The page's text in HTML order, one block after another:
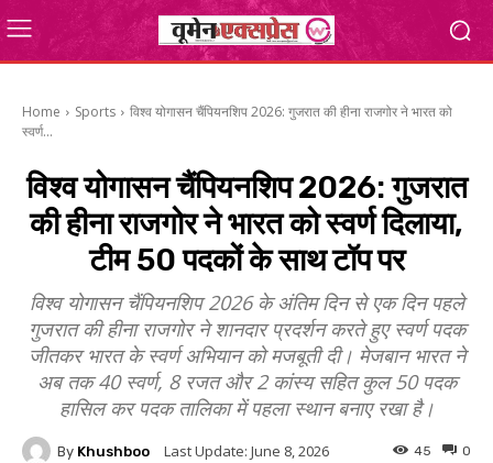
Home Sports
विश्व योगासन चैंपियनशिप 2026: गुजरात की हीना राजगोर ने भारत को
स्वर्ण...
विश्व योगासन चैंपियनशिप 2026: गुजरात
की हीना राजगोर ने भारत को स्वर्ण दिलाया,
टीम 50 पदकों के साथ टॉप पर
विश्व योगासन चैंपियनशिप 2026 के अंतिम दिन से एक दिन पहले
गुजरात की हीना राजगोर ने शानदार प्रदर्शन करते हुए स्वर्ण पदक
जीतकर भारत के स्वर्ण अभियान को मजबूती दी। मेजबान भारत ने
अब तक 40 स्वर्ण, 8 रजत और 2 कांस्य सहित कुल 50 पदक
हासिल कर पदक तालिका में पहला स्थान बनाए रखा है।
By Khushboo Last Update: June 8, 2026 0
45